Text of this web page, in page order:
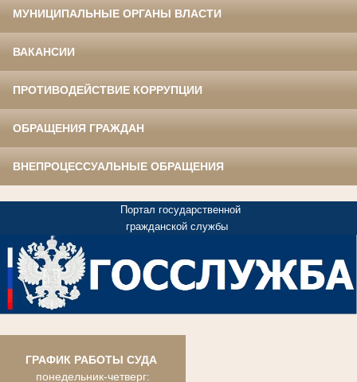
МУНИЦИПАЛЬНЫЕ ОРГАНЫ ВЛАСТИ
ВАКАНСИИ
ПРОТИВОДЕЙСТВИЕ КОРРУПЦИИ
ОБРАЩЕНИЯ ГРАЖДАН
ВНЕПРОЦЕССУАЛЬНЫЕ ОБРАЩЕНИЯ
Портал государственной
гражданской службы
ГРАФИК РАБОТЫ СУДА
понедельник-четверг: